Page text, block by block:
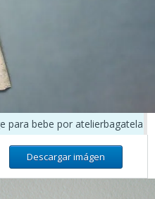
para bebe por atelierbagatela
Descargar imágen